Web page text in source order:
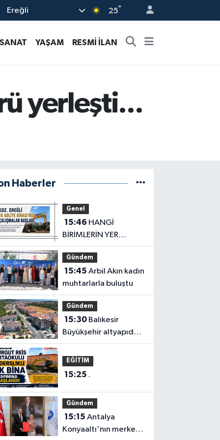
Ereğli 25°
YAŞAM RESMİ İLAN
yerleşti...
Haberler
Genel
15:46
BİRİMLERİN YER
ALACAĞI DA
BELİRLENDİ
Gündem
15:45 Arbil Akın kadın
muhtarlarla buluştu
Gündem
15:30
Büyükşehir altyapıda
hız kesmiyor
EĞİTİM
15:25 .
Gündem
15:15 Antalya
Konyaaltı'nın merkez